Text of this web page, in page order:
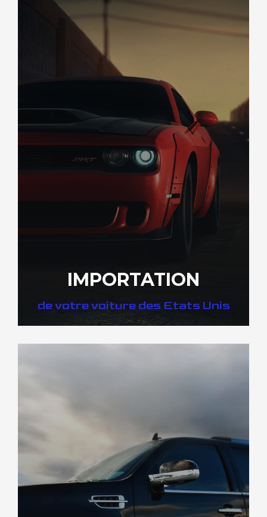
DÉCOUVREZ VOTRE INSPECTION AUTO USA
IMPORTATION
de votre voiture des Etats Unis